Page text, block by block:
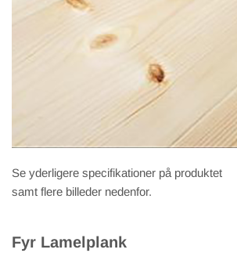
Se yderligere specifikationer på produktet
samt flere billeder nedenfor.
Fyr Lamelplank